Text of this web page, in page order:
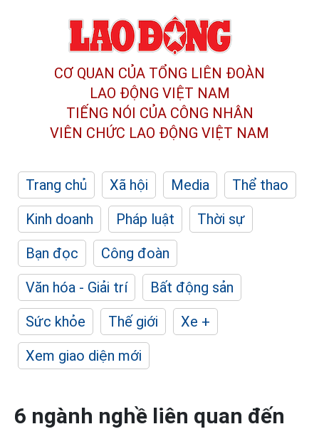
CƠ QUAN CỦA TỔNG LIÊN ĐOÀN
LAO ĐỘNG VIỆT NAM
TIẾNG NÓI CỦA CÔNG NHÂN
VIÊN CHỨC LAO ĐỘNG VIỆT NAM
Trang chủ Xã hội Media
Thể thao
Kinh doanh
Pháp luật
Thời sự
Bạn đọc
Công đoàn
Văn hóa - Giải trí
Bất động sản
Sức khỏe
Thế giới
Xe +
Xem giao diện mới
6 ngành nghề liên quan đến